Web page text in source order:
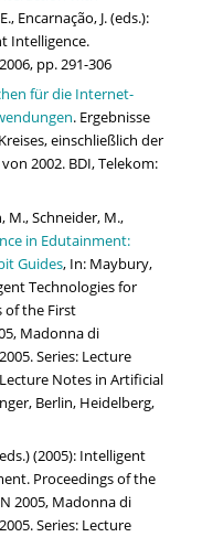
Encarnação, J. (eds.):
Intelligence.
pp. 291-306
für die Internet-
. Ergebnisse
einschließlich der
2002. BDI, Telekom:
M., Schneider, M.,
in Edutainment:
Guides, In: Maybury,
Technologies for
of the First
Madonna di
Series: Lecture
Notes in Artificial
Berlin, Heidelberg,
(2005): Intelligent
Proceedings of the
2005, Madonna di
Series: Lecture